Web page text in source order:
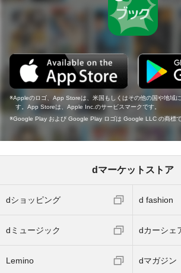
Appleのロゴ、App Storeは、米国もしくはその他の国や地域
す。App Storeは、Apple Inc.のサービスマークです。
Google Play および Google Play ロゴは Google LLC の商標で
dマーケットストア
dショッピング d fashion
dミュージック dカーシェ
Lemino dマガジン